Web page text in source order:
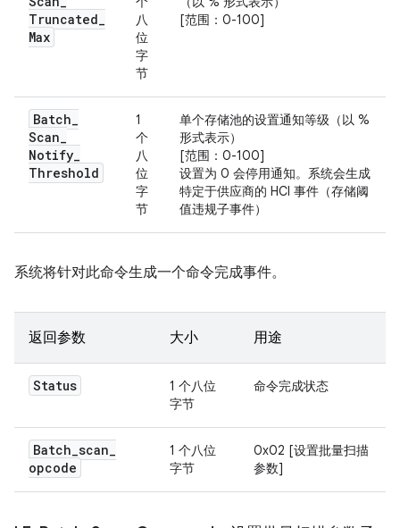
Truncated_
Max
八
位
字
节
[范围：0-100]
Batch_
Scan_
Notify_
Threshold
1
个
八
位
字
节
单个存储池的设置通知等级（以 %
形式表示）
[范围：0-100]
设置为 0 会停用通知。系统会生成
特定于供应商的 HCI 事件（存储阈
值违规子事件）
系统将针对此命令生成一个命令完成事件。
返回参数 大小 用途
Status
1 个八位
字节
命令完成状态
Batch_scan_
opcode
1 个八位
字节
0x02 [设置批量扫描
参数]